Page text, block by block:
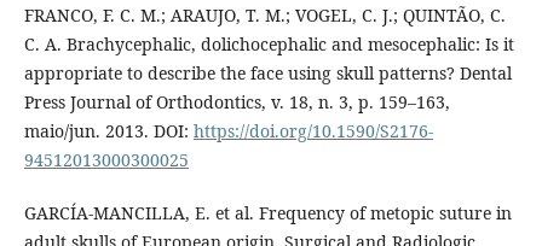
FRANCO, F. C. M.; ARAUJO, T. M.; VOGEL, C. J.; QUINTÃO, C.
C. A. Brachycephalic, dolichocephalic and mesocephalic: Is it
appropriate to describe the face using skull patterns? Dental
Press Journal of Orthodontics, v. 18, n. 3, p. 159–163,
maio/jun. 2013. DOI: https://doi.org/10.1590/S2176-
94512013000300025
GARCÍA-MANCILLA, E. et al. Frequency of metopic suture in